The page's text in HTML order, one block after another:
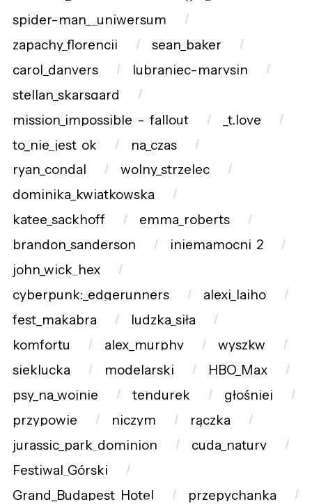
spider-man__uniwersum
zapachy_florencji
sean_baker
carol_danvers
lubraniec-marysin
stellan_skarsgard
mission_impossible_-_fallout
_t.love
to_nie_jest_ok
na_czas
ryan_condal
wolny_strzelec
dominika_kwiatkowska
katee_sackhoff
emma_roberts
brandon_sanderson
iniemamocni_2
john_wick_hex
cyberpunk:_edgerunners
alexi_laiho
fest_makabra
ludzka_siła
komfortu
alex_murphy
wyszkw
sieklucka
modelarski
HBO_Max
psy_na_wojnie
tendurek
głośniej
przypowie
niczym
rączka
jurassic_park_dominion
cuda_natury
Festiwal_Górski
Grand_Budapest_Hotel
przepychanka